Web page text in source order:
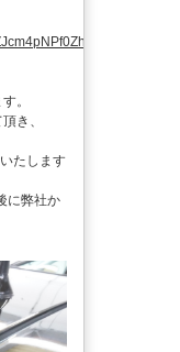
。
き、
たします
に弊社か